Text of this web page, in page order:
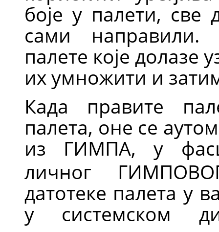
боје у палети, све
сами
палете које долазе
их умножити и
Када правите
палета, оне се
из ГИМПА, у
личног
датотеке палета у
у системском